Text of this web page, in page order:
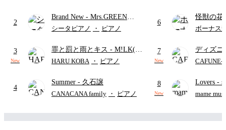
ード・ペダル付き/『映画ちい
かわ 人魚の島のひみつ』よ
2
Brand New - Mrs.GREEN
APPLE
シータピアノ ・ ピアノ
3
New
罪と罰と雨とキス - M!LK(佐
野勇斗&吉田仁人)
HARU KOBA ・ ピアノ
4
Summer - 久石譲
CANACANA family ・ ピアノ
6
怪獣の
ードパー
ボーナス
7
New
ディズ
レー-
ード有)
CAFUNE-
8
New
Lovers -
ト)
mame